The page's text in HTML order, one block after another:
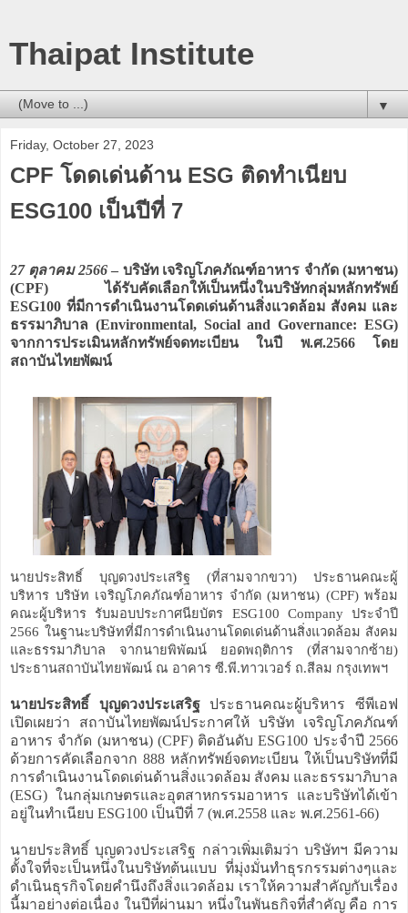
Thaipat Institute
▼
Friday, October 27, 2023
CPF โดดเด่นด้าน ESG ติดทำเนียบ
ESG100 เป็นปีที่ 7
27 ตุลาคม 2566– บริษัท เจริญโภคภัณฑ์อาหาร จำกัด (มหาชน)
(CPF) ได้รับคัดเลือกให้เป็นหนึ่งในบริษัทกลุ่มหลักทรัพย์
ESG100 ที่มีการดำเนินงานโดดเด่นด้านสิ่งแวดล้อม สังคม และ
ธรรมาภิบาล (Environmental, Social and Governance: ESG)
จากการประเมินหลักทรัพย์จดทะเบียน ในปี พ.ศ.2566 โดย
สถาบันไทยพัฒน์
นายประสิทธิ์ บุญดวงประเสริฐ (ที่สามจากขวา) ประธานคณะผู้
บริหาร บริษัท เจริญโภคภัณฑ์อาหาร จำกัด (มหาชน) (CPF) พร้อม
คณะผู้บริหาร รับมอบประกาศนียบัตร ESG100 Company ประจำปี
2566 ในฐานะบริษัทที่มีการดำเนินงานโดดเด่นด้านสิ่งแวดล้อม สังคม
และธรรมาภิบาล จากนายพิพัฒน์ ยอดพฤติการ (ที่สามจากซ้าย)
ประธานสถาบันไทยพัฒน์ ณ อาคาร ซี.พี.ทาวเวอร์ ถ.สีลม กรุงเทพฯ
นายประสิทธิ์ บุญดวงประเสริฐประธานคณะผู้บริหาร ซีพีเอฟ
เปิดเผยว่า สถาบันไทยพัฒน์ประกาศให้ บริษัท เจริญโภคภัณฑ์
อาหาร จำกัด (มหาชน) (CPF) ติดอันดับ ESG100 ประจำปี 2566
ด้วยการคัดเลือกจาก 888 หลักทรัพย์จดทะเบียน ให้เป็นบริษัทที่มี
การดำเนินงานโดดเด่นด้านสิ่งแวดล้อม สังคม และธรรมาภิบาล
(ESG) ในกลุ่มเกษตรและอุตสาหกรรมอาหาร และบริษัทได้เข้า
อยู่ในทำเนียบ ESG100 เป็นปีที่ 7 (พ.ศ.2558 และ พ.ศ.2561-66)
นายประสิทธิ์ บุญดวงประเสริฐ กล่าวเพิ่มเติมว่า บริษัทฯ มีความ
ตั้งใจที่จะเป็นหนึ่งในบริษัทต้นแบบ ที่มุ่งมั่นทำธุรกรรมต่างๆและ
ดำเนินธุรกิจโดยคำนึงถึงสิ่งแวดล้อม เราให้ความสำคัญกับเรื่อง
นี้มาอย่างต่อเนื่อง ในปีที่ผ่านมา หนึ่งในพันธกิจที่สำคัญ คือ การ